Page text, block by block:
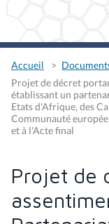
Accueil
Projet de décret
établissant un
Etats d'Afrique, des
Communauté
et à l'Acte final
Projet de